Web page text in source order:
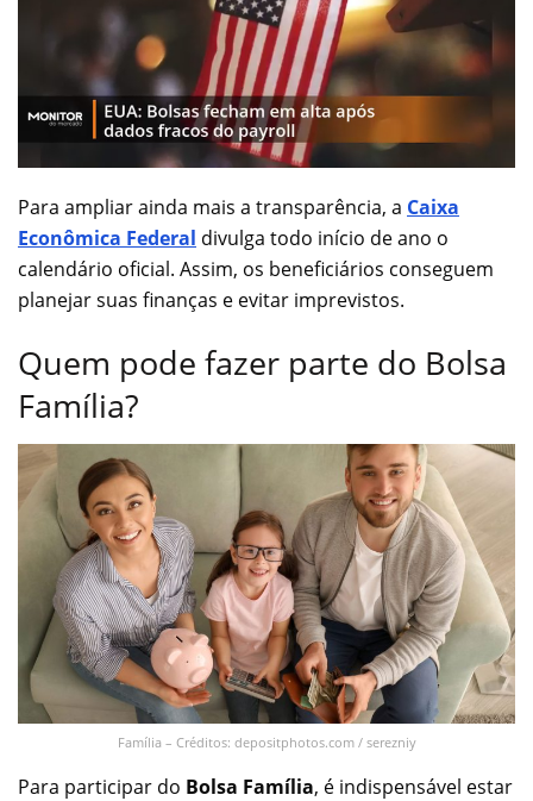
Para ampliar ainda mais a transparência, a Caixa
Econômica Federal divulga todo início de ano o
calendário oficial. Assim, os beneficiários conseguem
planejar suas finanças e evitar imprevistos.
Quem pode fazer parte do Bolsa
Família?
Família – Créditos: depositphotos.com / serezniy
Para participar do Bolsa Família, é indispensável estar